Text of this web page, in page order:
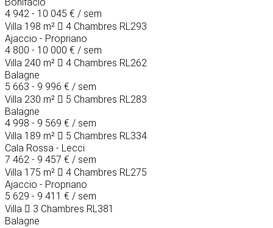
4 942 - 10 045 € / sem
Villa 198 m² 4 Chambres RL293
Ajaccio - Propriano
4 800 - 10 000 € / sem
Villa 240 m² 4 Chambres RL262
Balagne
5 663 - 9 996 € / sem
Villa 230 m² 5 Chambres RL283
Balagne
4 998 - 9 569 € / sem
Villa 189 m² 5 Chambres RL334
Cala Rossa - Lecci
7 462 - 9 457 € / sem
Villa 175 m² 4 Chambres RL275
Ajaccio - Propriano
5 629 - 9 411 € / sem
Villa
3 Chambres RL381
Balagne